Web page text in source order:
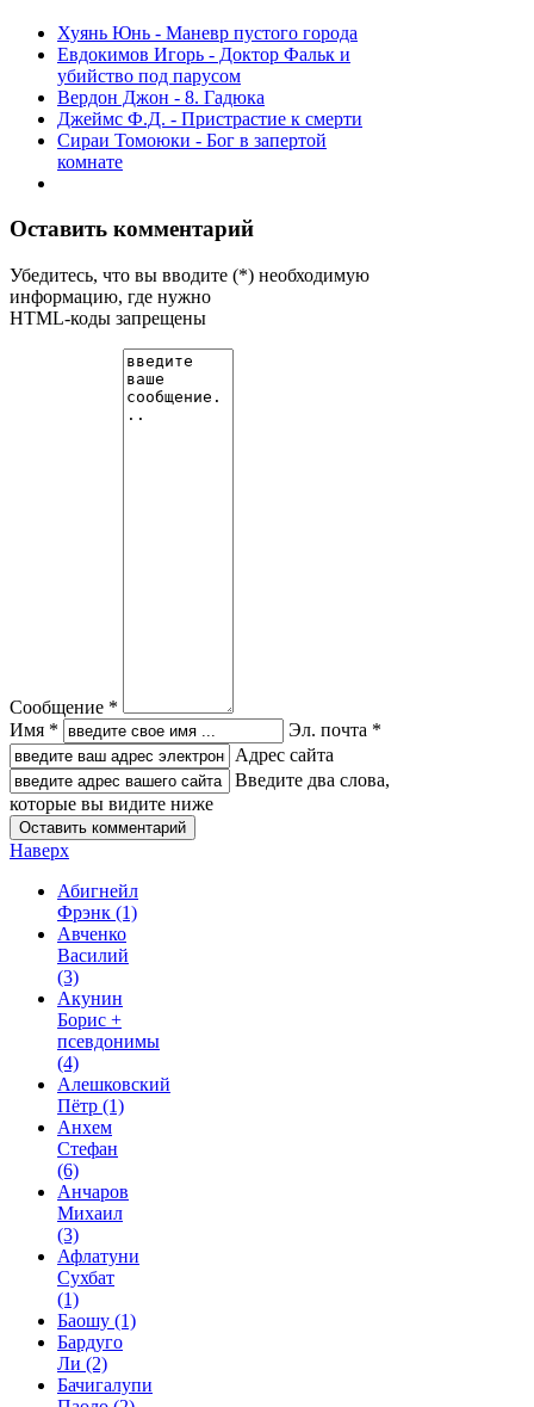
Хуянь Юнь - Маневр пустого города
Евдокимов Игорь - Доктор Фальк и
убийство под парусом
Вердон Джон - 8. Гадюка
Джеймс Ф.Д. - Пристрастие к смерти
Сираи Томоюки - Бог в запертой
комнате
Оставить комментарий
Убедитесь, что вы вводите (*) необходимую
информацию, где нужно
HTML-коды запрещены
Сообщение *
Имя *
Эл. почта *
Адрес сайта
Введите два слова,
которые вы видите ниже
Наверх
Абигнейл
Фрэнк (1)
Авченко
Василий
(3)
Акунин
Борис +
псевдонимы
(4)
Алешковский
Пётр (1)
Анхем
Стефан
(6)
Анчаров
Михаил
(3)
Афлатуни
Сухбат
(1)
Баошу (1)
Бардуго
Ли (2)
Бачигалупи